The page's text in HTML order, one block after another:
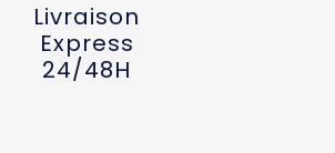
Livraison
Express
24/48H